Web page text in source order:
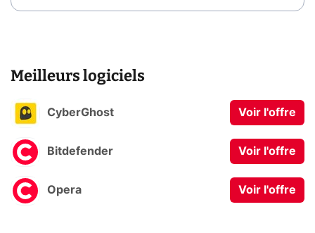
Meilleurs logiciels
CyberGhost Voir l'offre
Bitdefender Voir l'offre
Opera Voir l'offre